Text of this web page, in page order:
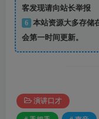
客发现请向站长举报
6
本站资源大多存储
会第一时间更新。
演讲口才